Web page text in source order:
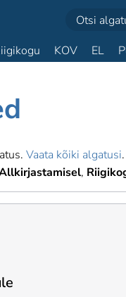
KOV EL
Vaata kõiki algatusi.